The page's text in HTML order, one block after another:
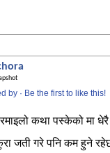
by · Be the first to like this!
रमाइलो कथा पस्केको मा
जती गरे पनि कम हुने